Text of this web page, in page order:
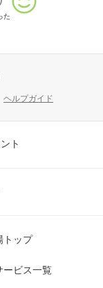
た
ヘルプガイド
ト
トップ
ービス一覧